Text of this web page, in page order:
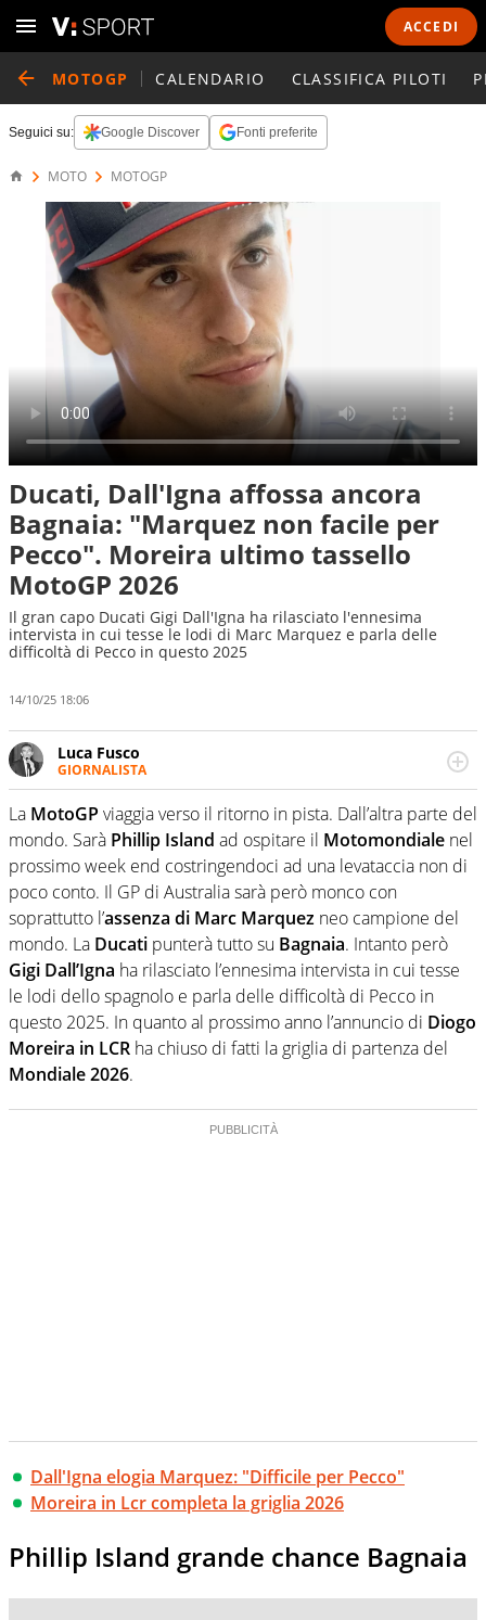
ACCEDI
MOTOGP CALENDARIO CLASSIFICA PILOTI
Seguici su: Google Discover Fonti preferite
MOTO MOTOGP
Ducati, Dall'Igna affossa ancora
Bagnaia: "Marquez non facile per
Pecco". Moreira ultimo tassello
MotoGP 2026
Il gran capo Ducati Gigi Dall'Igna ha rilasciato l'ennesima
intervista in cui tesse le lodi di Marc Marquez e parla delle
difficoltà di Pecco in questo 2025
14/10/25 18:06
Luca Fusco
GIORNALISTA
Giornalista multimediale. Quando si accendono i motori,
lui sgasa, impenna, derapa. E spesso e volentieri finisce
sul podio
La MotoGP viaggia verso il ritorno in pista. Dall’altra parte del
mondo. Sarà Phillip Island ad ospitare il Motomondiale nel
prossimo week end costringendoci ad una levataccia non di
poco conto. Il GP di Australia sarà però monco con
soprattutto l’assenza di Marc Marquez neo campione del
mondo. La Ducati punterà tutto su Bagnaia. Intanto però
Gigi Dall’Igna ha rilasciato l’ennesima intervista in cui tesse
le lodi dello spagnolo e parla delle difficoltà di Pecco in
questo 2025. In quanto al prossimo anno l’annuncio di Diogo
Moreira in LCR ha chiuso di fatti la griglia di partenza del
Mondiale 2026.
Dall'Igna elogia Marquez: "Difficile per Pecco"
Moreira in Lcr completa la griglia 2026
Phillip Island grande chance Bagnaia